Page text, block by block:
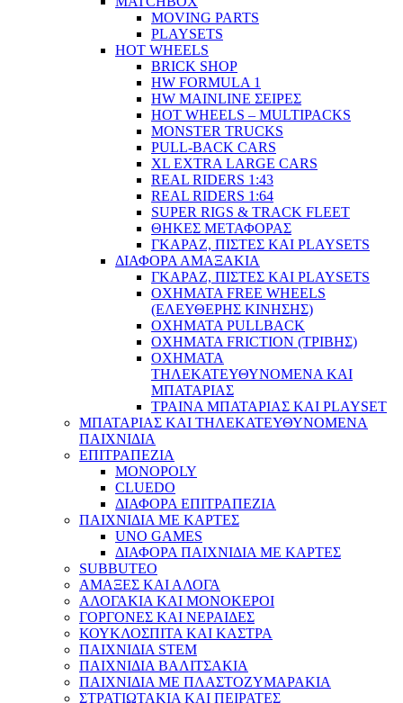
MOVING PARTS
PLAYSETS
HOT WHEELS
BRICK SHOP
HW FORMULA 1
HW MAINLINE ΣΕΙΡΕΣ
HOT WHEELS – MULTIPACKS
MONSTER TRUCKS
PULL-BACK CARS
XL EXTRA LARGE CARS
REAL RIDERS 1:43
REAL RIDERS 1:64
SUPER RIGS & TRACK FLEET
ΘΗΚΕΣ ΜΕΤΑΦΟΡΑΣ
ΓΚΑΡΑΖ, ΠΙΣΤΕΣ ΚΑΙ PLAYSETS
ΔΙΑΦΟΡΑ ΑΜΑΞΑΚΙΑ
ΓΚΑΡΑΖ, ΠΙΣΤΕΣ ΚΑΙ PLAYSETS
ΟΧΗΜΑΤΑ FREE WHEELS
(ΕΛΕΥΘΕΡΗΣ ΚΙΝΗΣΗΣ)
ΟΧΗΜΑΤΑ PULLBACK
ΟΧΗΜΑΤΑ FRICTION (ΤΡΙΒΗΣ)
ΟΧΗΜΑΤΑ
ΤΗΛΕΚΑΤΕΥΘΥΝΟΜΕΝΑ ΚΑΙ
ΜΠΑΤΑΡΙΑΣ
ΤΡΑΙΝΑ ΜΠΑΤΑΡΙΑΣ ΚΑΙ PLAYSET
ΜΠΑΤΑΡΙΑΣ ΚΑΙ ΤΗΛΕΚΑΤΕΥΘΥΝΟΜΕΝΑ
ΠΑΙΧΝΙΔΙΑ
ΕΠΙΤΡΑΠΕΖΙΑ
MONOPOLY
CLUEDO
ΔΙΑΦΟΡΑ ΕΠΙΤΡΑΠΕΖΙΑ
ΠΑΙΧΝΙΔΙΑ ΜΕ ΚΑΡΤΕΣ
UNO GAMES
ΔΙΑΦΟΡΑ ΠΑΙΧΝΙΔΙΑ ΜΕ ΚΑΡΤΕΣ
SUBBUTEO
ΑΜΑΞΕΣ ΚΑΙ ΑΛΟΓΑ
ΑΛΟΓΑΚΙΑ ΚΑΙ ΜΟΝΟΚΕΡΟΙ
ΓΟΡΓΟΝΕΣ ΚΑΙ ΝΕΡΑΙΔΕΣ
ΚΟΥΚΛΟΣΠΙΤΑ ΚΑΙ ΚΑΣΤΡΑ
ΠΑΙΧΝΙΔΙΑ STEM
ΠΑΙΧΝΙΔΙΑ ΒΑΛΙΤΣΑΚΙΑ
ΠΑΙΧΝΙΔΙΑ ΜΕ ΠΛΑΣΤΟΖΥΜΑΡΑΚΙΑ
ΣΤΡΑΤΙΩΤΑΚΙΑ ΚΑΙ ΠΕΙΡΑΤΕΣ